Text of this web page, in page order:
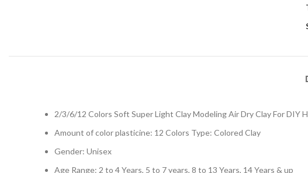
2/3/6/12 Colors Soft Super Light Clay Modeling Air Dry Clay For DIY
Amount of color plasticine: 12 Colors Type: Colored Clay
Gender: Unisex
Age Range: 2 to 4 Years, 5 to 7 years, 8 to 13 Years, 14 Years & up